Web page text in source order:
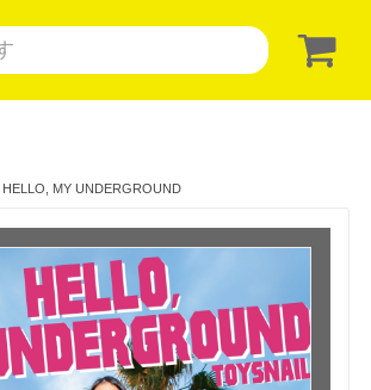
HELLO, MY UNDERGROUND